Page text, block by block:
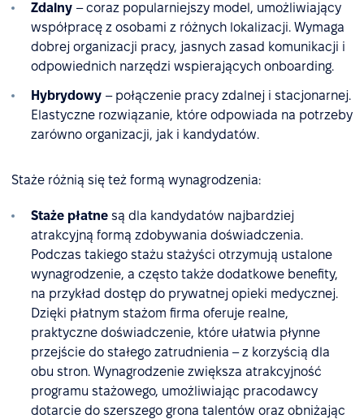
Zdalny – coraz popularniejszy model, umożliwiający
współpracę z osobami z różnych lokalizacji. Wymaga
dobrej organizacji pracy, jasnych zasad komunikacji i
odpowiednich narzędzi wspierających onboarding.
Hybrydowy – połączenie pracy zdalnej i stacjonarnej.
Elastyczne rozwiązanie, które odpowiada na potrzeby
zarówno organizacji, jak i kandydatów.
Staże różnią się też formą wynagrodzenia:
Staże płatne są dla kandydatów najbardziej
atrakcyjną formą zdobywania doświadczenia.
Podczas takiego stażu stażyści otrzymują ustalone
wynagrodzenie, a często także dodatkowe benefity,
na przykład dostęp do prywatnej opieki medycznej.
Dzięki płatnym stażom firma oferuje realne,
praktyczne doświadczenie, które ułatwia płynne
przejście do stałego zatrudnienia – z korzyścią dla
obu stron. Wynagrodzenie zwiększa atrakcyjność
programu stażowego, umożliwiając pracodawcy
dotarcie do szerszego grona talentów oraz obniżając